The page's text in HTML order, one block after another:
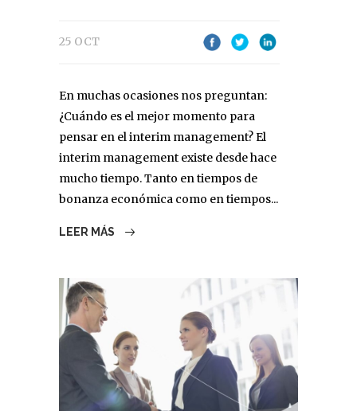
25 OCT
En muchas ocasiones nos preguntan:
¿Cuándo es el mejor momento para
pensar en el interim management? El
interim management existe desde hace
mucho tiempo. Tanto en tiempos de
bonanza económica como en tiempos...
LEER MÁS